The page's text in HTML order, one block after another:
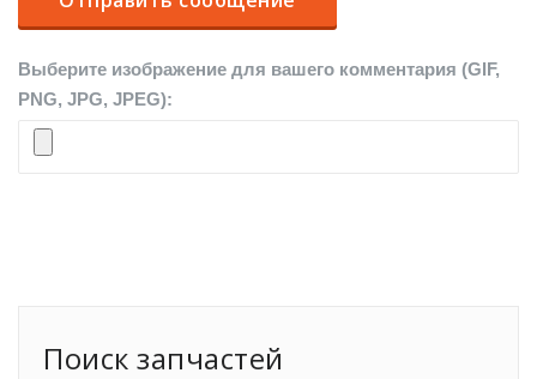
Выберите изображение для вашего комментария (GIF,
PNG, JPG, JPEG):
Поиск запчастей